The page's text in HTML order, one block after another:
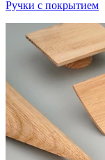
Ручки с покрытием